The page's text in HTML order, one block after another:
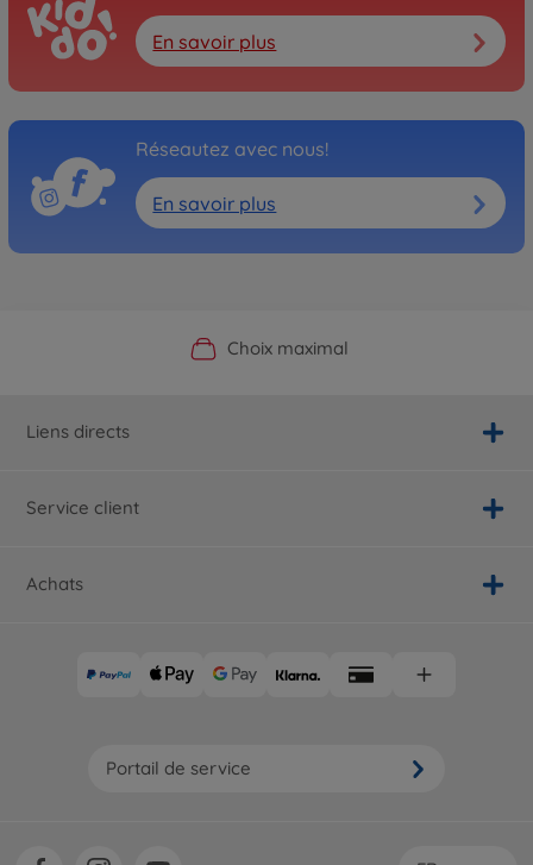
En savoir plus
Réseautez avec nous!
En savoir plus
Boutique officielle du fabricant
Choix maximal
Service personnalisé
Livraison rapide
Liens directs
Service client
Achats
Portail de service